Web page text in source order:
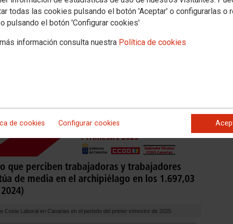
todas las cookies pulsando el botón 'Aceptar' o configurarlas o
pulsando el botón 'Configurar cookies'
información consulta nuestra Política de cookies
de cookies Configurar cookies
que perciben trabajadoras y trabajadores
de media en el archipiélago en los 1.697,03
Coste Laboral en Canarias en el periodo del primer trimestre de 2025